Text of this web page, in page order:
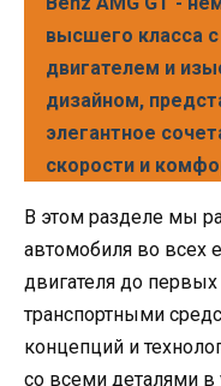
высшего класса
двигателем и
дизайном,
элегантное
скорости и
В этом разделе мы
автомобиля во всех
двигателя до
транспортными
концепций и
со всеми деталями